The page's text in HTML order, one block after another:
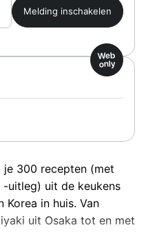
Web
only
je 300 recepten (met
uitleg) uit de keukens
Korea in huis. Van
uit Osaka tot en met